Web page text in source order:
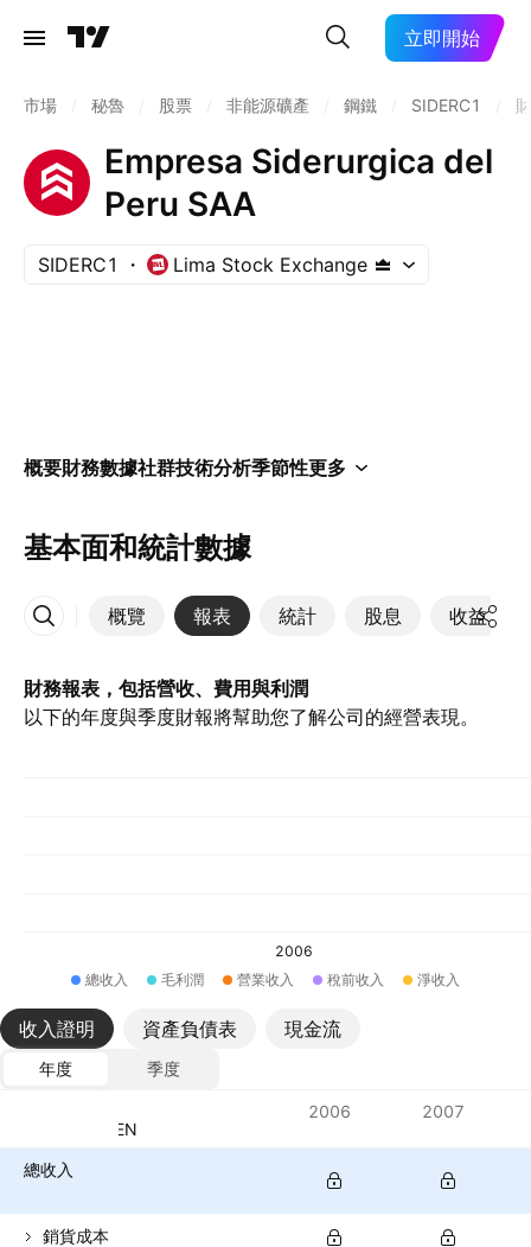
立即開始
市場 秘魯 股票 非能源礦產 鋼鐵 SIDERC1
Empresa Siderurgica del
Peru SAA
SIDERC1 Lima Stock Exchange
概要財務數據社群技術分析季節性更多
基本面和統計數據
概覽 報表 統計 股息 收益
更多
財務報表，包括營收、費用與利潤
以下的年度與季度財報將幫助您了解公司的經營表現。
2006
總收入
毛利潤 營業收入 稅前收入 淨收入
收入證明 資產負債表 現金流
年度
季度
貨幣：PEN
2006 2007
總收入
銷貨成本